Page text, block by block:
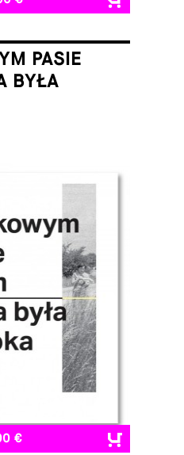
PASIE
BYŁA
€